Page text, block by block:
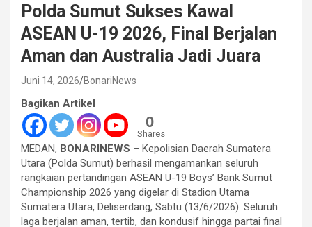
Polda Sumut Sukses Kawal
ASEAN U-19 2026, Final Berjalan
Aman dan Australia Jadi Juara
Juni 14, 2026 BonariNews
Bagikan Artikel
0
Shares
MEDAN, BONARINEWS – Kepolisian Daerah Sumatera
Utara (Polda Sumut) berhasil mengamankan seluruh
rangkaian pertandingan ASEAN U-19 Boys’ Bank Sumut
Championship 2026 yang digelar di Stadion Utama
Sumatera Utara, Deliserdang, Sabtu (13/6/2026). Seluruh
laga berjalan aman, tertib, dan kondusif hingga partai final